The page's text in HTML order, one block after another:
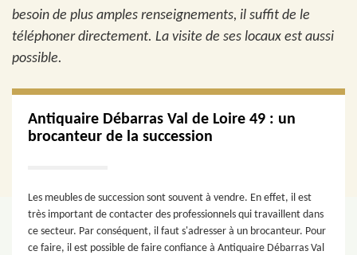
besoin de plus amples renseignements, il suffit de le
téléphoner directement. La visite de ses locaux est aussi
possible.
Antiquaire Débarras Val de Loire 49 : un
brocanteur de la succession
Les meubles de succession sont souvent à vendre. En effet, il est
très important de contacter des professionnels qui travaillent dans
ce secteur. Par conséquent, il faut s'adresser à un brocanteur. Pour
ce faire, il est possible de faire confiance à Antiquaire Débarras Val